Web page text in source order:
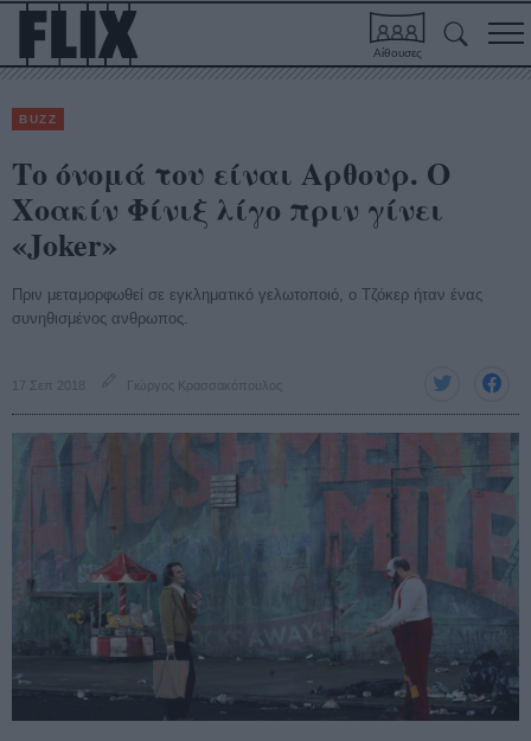
Αίθουσες
BUZZ
Το όνομά του είναι Αρθουρ. Ο
Χοακίν Φίνιξ λίγο πριν γίνει
«Joker»
Πριν μεταμορφωθεί σε εγκληματικό γελωτοποιό, ο Τζόκερ ήταν ένας
συνηθισμένος ανθρωπος.
17 Σεπ 2018 Γιώργος Κρασσακόπουλος